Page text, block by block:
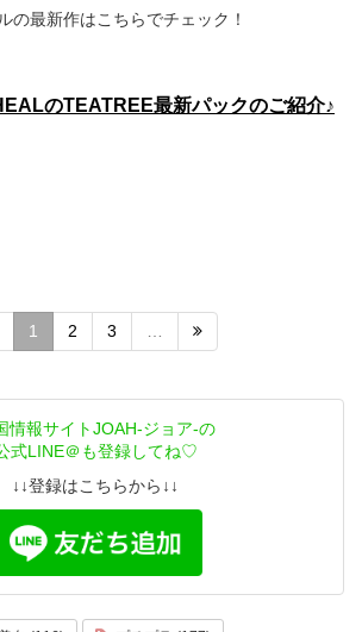
の最新作はこちらでチェック！
のTEATREE最新パックのご紹介♪
1 2 3
情報サイトJOAH-ジョア-の
式LINE＠も登録してね♡
↓↓登録はこちらから↓↓